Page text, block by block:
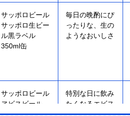
サッポロビール
サッポロ生ビー
ル黒ラベル
350ml缶
毎日の晩酌にぴ
ったりな、生の
ようなおいしさ
サッポロビール
ヱビスビール
350ml缶
特別な日に飲み
たくなるエビス
ビール